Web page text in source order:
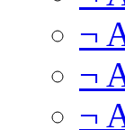
¬
¬
¬